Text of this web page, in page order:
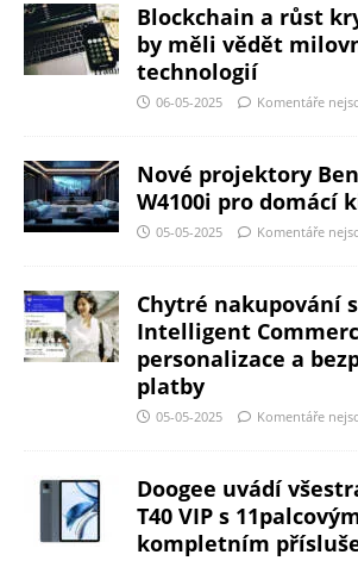
Blockchain a růst
by měli vědět
technologií
06-05-2025 Komentáře
Nové projektory
W4100i pro domácí
05-05-2025 Komentáře
Chytré nakupování
Intelligent
personalizace a
platby
05-05-2025 Komentáře
Doogee uvádí
T40 VIP s
kompletním